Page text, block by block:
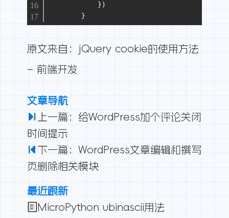
            })
        }
原文来自：
jQuery cookie的使用方法
– 前端开发
文章导航
上一篇：给WordPress加个评论关闭
时间提示
下一篇：WordPress文章编辑和撰写
页删除相关模块
最近跟新
MicroPython ubinascii用法